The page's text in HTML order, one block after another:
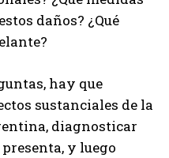
daños? ¿Qué
hay que
sustanciales de la
diagnosticar
y luego